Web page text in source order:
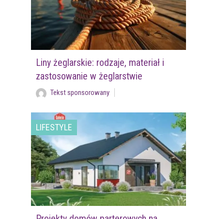
Liny żeglarskie: rodzaje, materiał i
zastosowanie w żeglarstwie
Tekst sponsorowany
LIFESTYLE